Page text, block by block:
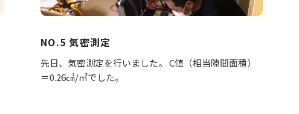
NO.5 気密測定
先日、気密測定を行いました。 C値（相当隙間面積）
＝0.26㎠/㎡でした。